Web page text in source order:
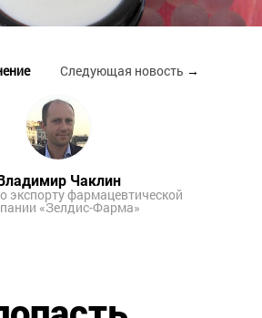
Следующая новость →
Владимир Чаклин
экспорту фармацевтической
«Зелдис-Фарма»